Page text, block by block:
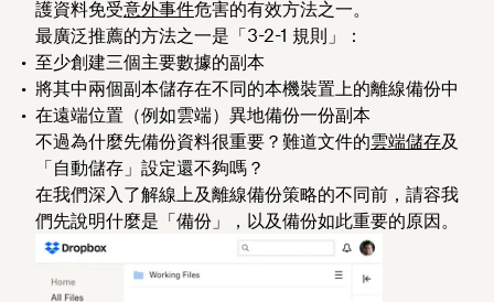
護資料免受意外事件危害的有效方法之一。
最廣泛推薦的方法之一是「3-2-1 規則」：
至少創建三個主要數據的副本
將其中兩個副本儲存在不同的本機裝置上的離線備份中
在遠端位置（例如雲端）異地備份一份副本
不過為什麼先備份資料很重要？難道文件的雲端儲存及
「自動儲存」設定還不夠嗎？
在我們深入了解線上及離線備份策略的不同前，請容我
們先說明什麼是「備份」，以及備份如此重要的原因。